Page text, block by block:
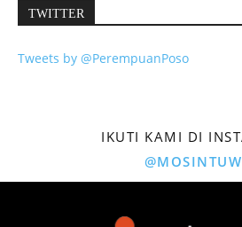
TWITTER
Tweets by @PerempuanPoso
IKUTI KAMI DI